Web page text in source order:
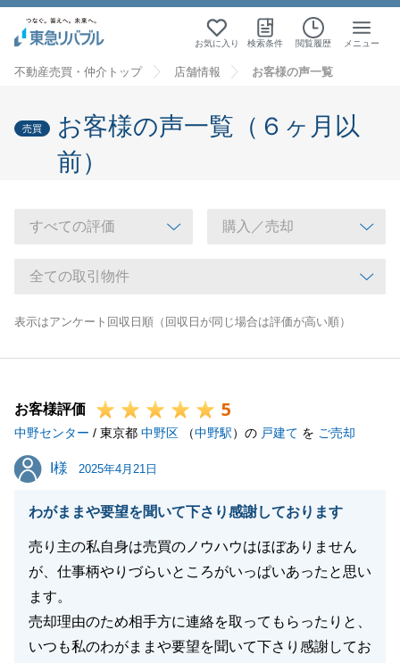
お気に入り 検索条件 閲覧履歴 メニュー
不動産売買・仲介トップ 店舗情報 お客様の声一覧
売買
お客様の声一覧（６ヶ月以
前）
表示はアンケート回収日順（回収日が同じ場合は評価が高い順）
お客様評価 5
中野センター / 東京都 中野区 （中野駅）の 戸建て を ご売却
I様
I様 2025年4月21日
わがままや要望を聞いて下さり感謝しております
売り主の私自身は売買のノウハウはほぼありません
が、仕事柄やりづらいところがいっぱいあったと思い
ます。
売却理由のため相手方に連絡を取ってもらったりと、
いつも私のわがままや要望を聞いて下さり感謝してお